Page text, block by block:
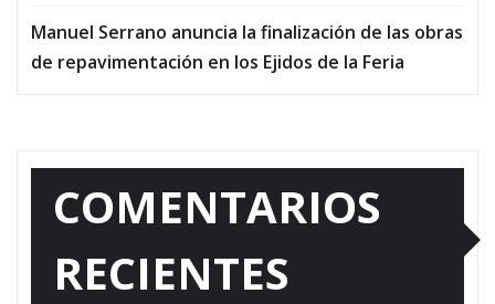
Manuel Serrano anuncia la finalización de las obras
de repavimentación en los Ejidos de la Feria
COMENTARIOS
RECIENTES